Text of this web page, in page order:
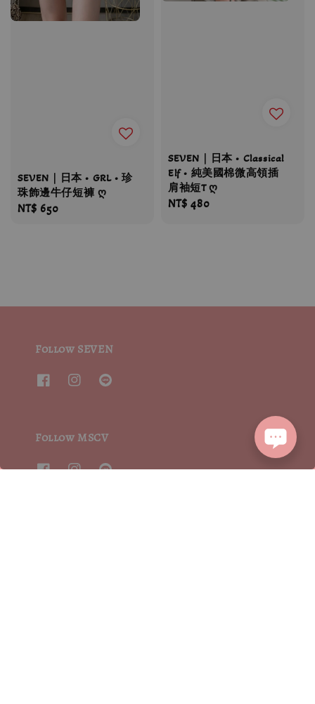
SEVEN｜日本 • GRL • 珍
珠飾邊牛仔短褲 ღ
Regular
NT$ 650
SEVEN｜日本 • Classical
Elf • 純美國棉微高領插
肩袖短T ღ
Regular
NT$ 480
Follow SEVEN
Follow MSCV